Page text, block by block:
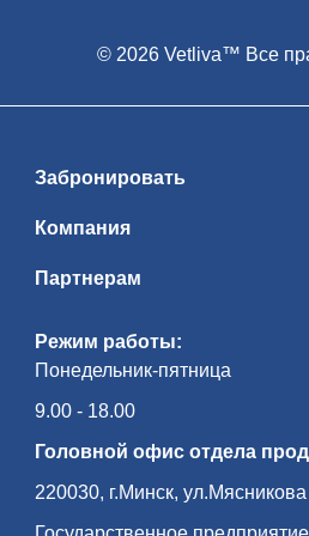
Режим работы:
Понедельник-пятница
9.00 - 18.00
Головной офис отдела
220030, г.Минск,
Забронировать
Компания
Партнерам
© 2026 Vetliva™ Все